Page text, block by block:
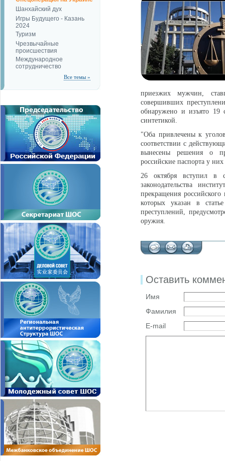
Шанхайский дух
Игры Будущего - Казань
2024
Туризм
Чрезвычайные
происшествия
Международное
сотрудничество
Все темы »
приезжих мужчин,
совершивших
обнаружено и изъято 19
синтетикой.
"Оба привлечены к
соответствии с
вынесены решения о
российские паспорта у
26 октября вступил в
законодательства
прекращения
которых указан в
преступлений,
оружия.
Оставить
Имя
Фамилия
E-mail